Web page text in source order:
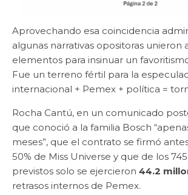
Aprovechando esa coincidencia
algunas narrativas opositoras unieron
elementos para insinuar un
Fue un terreno fértil para la
internacional + Pemex + política =
Rocha Cantú, en un comunicado
que conoció a la familia Bosch
meses”, que el contrato se firmó
50% de Miss Universe y que de los
previstos solo se ejercieron 44.2
retrasos internos de Pemex.